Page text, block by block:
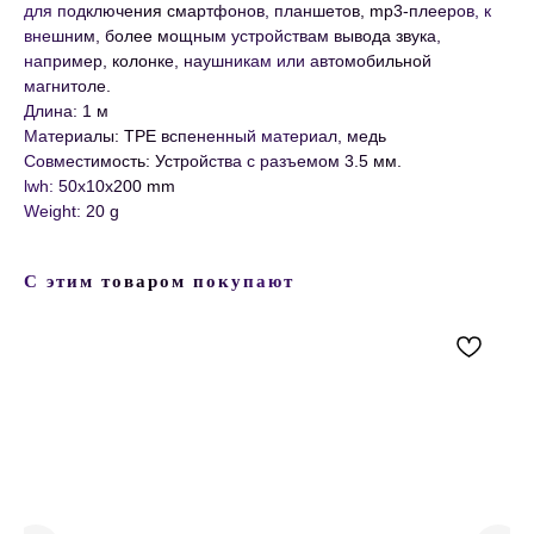
для подключения смартфонов, планшетов, mp3-плееров, к
внешним, более мощным устройствам вывода звука,
например, колонке, наушникам или автомобильной
магнитоле.
Длина: 1 м
Материалы: TPE вспененный материал, медь
Совместимость: Устройства с разъемом 3.5 мм.
lwh: 50x10x200 mm
Weight: 20 g
С этим товаром покупают